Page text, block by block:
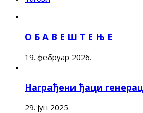
О Б А В Е Ш Т Е Њ Е
19. фебруар 2026.
Награђени ђаци
29. јун 2025.